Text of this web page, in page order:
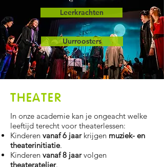
Leerkrachten
Uurroosters
THEATER
In onze academie kan je ongeacht welke
leeftijd terecht voor theaterlessen:
Kinderen vanaf 6 jaarkrijgen muziek- en
theaterinitiatie.
Kinderen vanaf 8 jaarvolgen
theateratelier.